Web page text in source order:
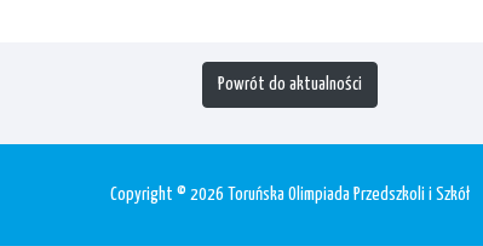
Powrót do aktualności
Copyright © 2026 Toruńska Olimpiada Przedszkoli i Szkół